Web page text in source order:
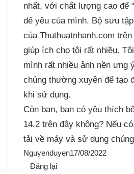
nhất, với chất lượng cao để
dế yêu của mình. Bộ sưu
của Thuthuatnhanh.com
giúp ích cho tôi rất nhiều.
mình rất nhiều ảnh nền ưng
chúng thường xuyên để tạo
khi sử dụng.
Còn bạn, bạn có yêu thích
14.2 trên đây không? Nếu
tải về máy và sử dụng
Nguyenduyen17/08/2022
Đăng lại